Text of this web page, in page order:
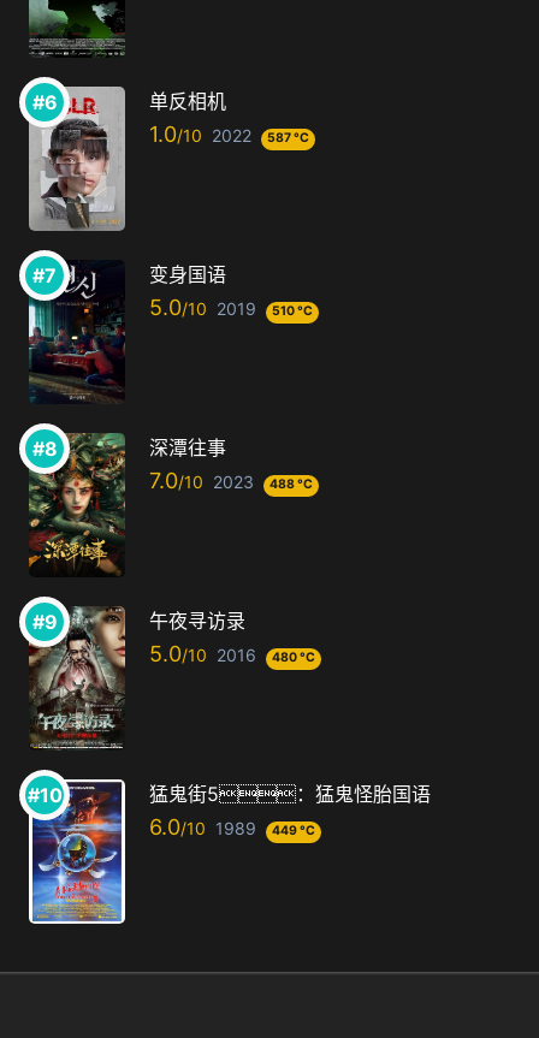
单反相机
1.0 2022 587 °C
变身国语
5.0 2019 510 °C
深潭往事
7.0 2023 488 °C
午夜寻访录
5.0 2016 480 °C
猛鬼街5：猛鬼怪胎国语
6.0 1989 449 °C